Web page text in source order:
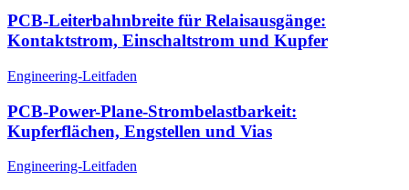
PCB-Leiterbahnbreite für Relaisausgänge:
Kontaktstrom, Einschaltstrom und Kupfer
Engineering-Leitfaden
PCB-Power-Plane-Strombelastbarkeit:
Kupferflächen, Engstellen und Vias
Engineering-Leitfaden